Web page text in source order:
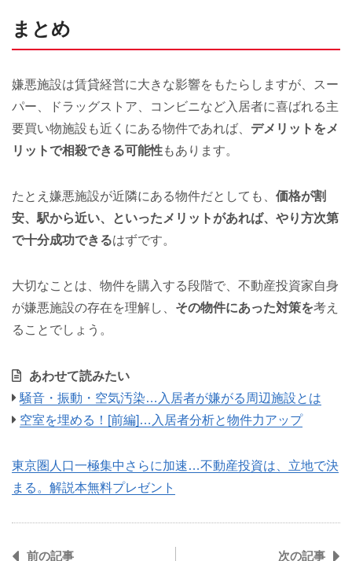
まとめ
嫌悪施設は賃貸経営に大きな影響をもたらしますが、スー
パー、ドラッグストア、コンビニなど入居者に喜ばれる主
要買い物施設も近くにある物件であれば、 デメリットをメ
リットで相殺できる可能性もあります。
たとえ嫌悪施設が近隣にある物件だとしても、 価格が割
安、駅から近い、といったメリットがあれば、やり方次第
で十分成功できるはずです。
大切なことは、物件を購入する段階で、不動産投資家自身
が嫌悪施設の存在を理解し、 その物件にあった対策を考え
ることでしょう。
あわせて読みたい
騒音・振動・空気汚染…入居者が嫌がる周辺施設とは
空室を埋める！[前編]…入居者分析と物件力アップ
東京圏人口一極集中さらに加速…不動産投資は、立地で決
まる。解説本無料プレゼント
前の記事 次の記事